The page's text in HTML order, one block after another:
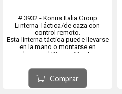
# 3932 - Konus Italia Group
Linterna Táctica/de caza con
control remoto.
Esta linterna táctica puede llevarse
en la mano o montarse en
cualquier riel Weaver/Picatinny,
especial con el que se completa.
su intensidad máxima es de 1000
lúmenes y funciona con una bat...
Comprar